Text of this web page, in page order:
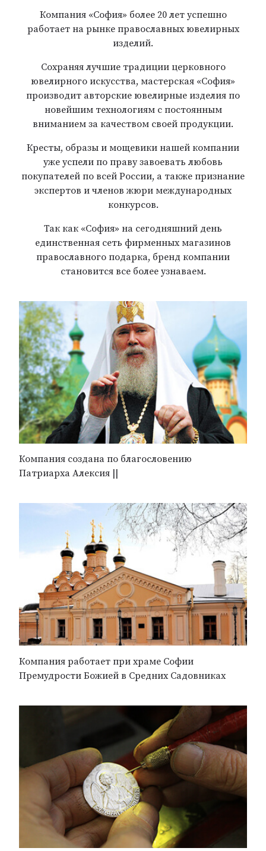
Компания «София» более 20 лет успешно
работает на рынке православных ювелирных
изделий.
Сохраняя лучшие традиции церковного
ювелирного искусства, мастерская «София»
производит авторские ювелирные изделия по
новейшим технологиям с постоянным
вниманием за качеством своей продукции.
Кресты, образы и мощевики нашей компании
уже успели по праву завоевать любовь
покупателей по всей России, а также признание
экспертов и членов жюри международных
конкурсов.
Так как «София» на сегодняшний день
единственная сеть фирменных магазинов
православного подарка, бренд компании
становится все более узнаваем.
Компания создана по благословению
Патриарха Алексия ||
Компания работает при храме Софии
Премудрости Божией в Средних Садовниках